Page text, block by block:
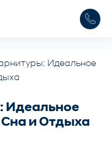
Идеальное
Идеальное
и Отдыха